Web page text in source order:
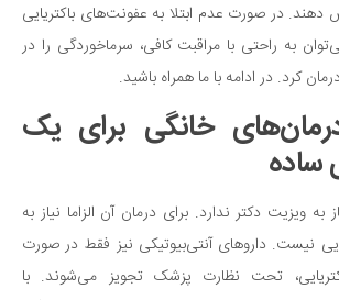
دهند. در صورت عدم ابتلا به عفونت‌های باکتریایی
به راحتی با مراقبت کافی، سرماخوردگی را در
کرد. در ادامه با ما همراه باشید.
خانگی برای یک
ساده
به ویزیت دکتر ندارد. برای درمان آن الزاما نیاز به
نیست. داروهای آنتی‌بیوتیکی نیز فقط در صورت
تحت نظارت پزشک تجویز می‌شوند. با